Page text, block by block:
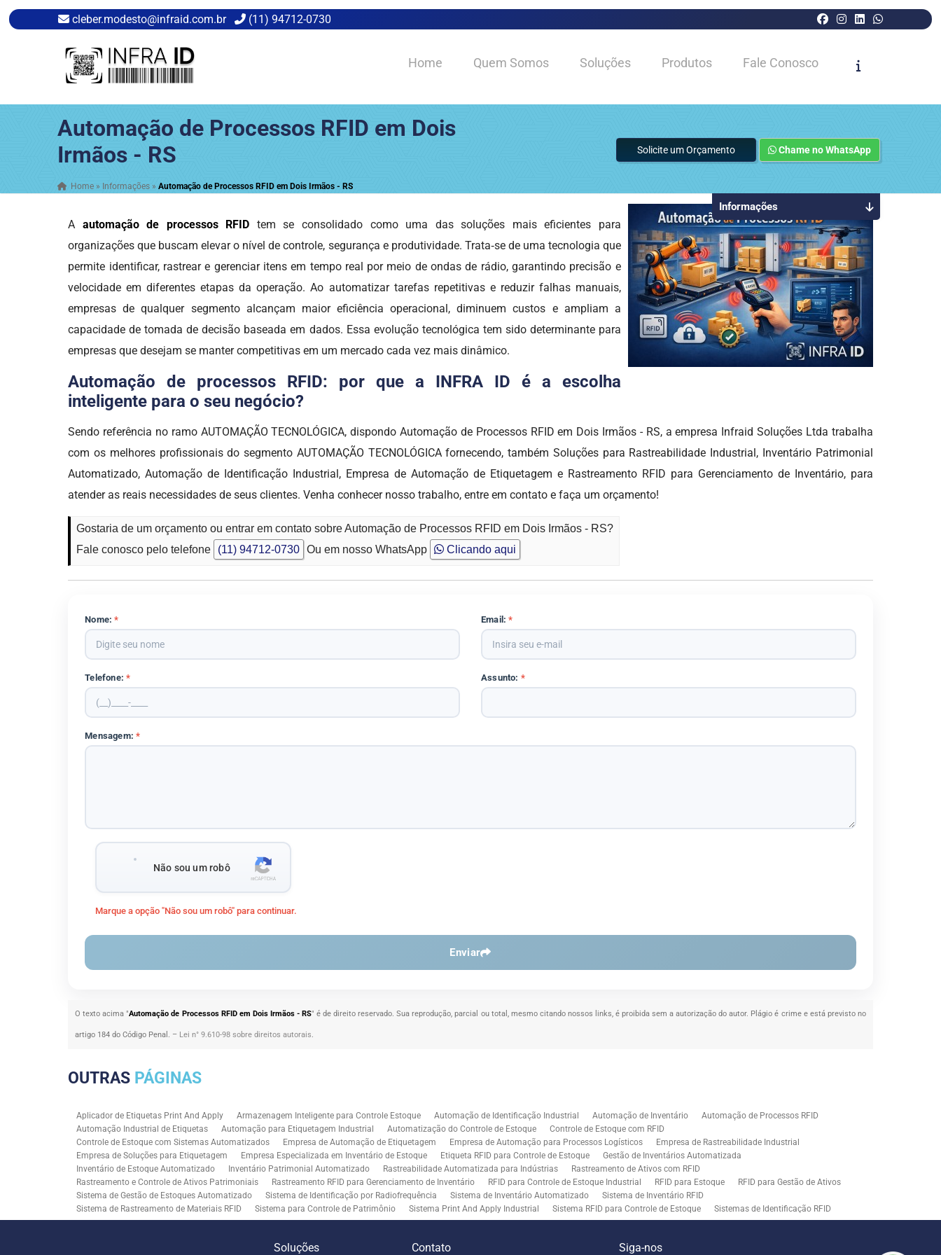
cleber.modesto@infraid.com.br (11) 94712-0730
Home Quem Somos Soluções Produtos Fale Conosco
Automação de Processos RFID em Dois
Irmãos - RS
Home » Informações »Automação de Processos RFID em Dois Irmãos - RS
Solicite um Orçamento Chame no WhatsApp
A automação de processos RFID tem se consolidado como uma das soluções mais eficientes para
organizações que buscam elevar o nível de controle, segurança e produtividade. Trata‑se de uma tecnologia que
permite identificar, rastrear e gerenciar itens em tempo real por meio de ondas de rádio, garantindo precisão e
velocidade em diferentes etapas da operação. Ao automatizar tarefas repetitivas e reduzir falhas manuais,
empresas de qualquer segmento alcançam maior eficiência operacional, diminuem custos e ampliam a
capacidade de tomada de decisão baseada em dados. Essa evolução tecnológica tem sido determinante para
empresas que desejam se manter competitivas em um mercado cada vez mais dinâmico.
Automação de processos RFID: por que a INFRA ID é a escolha
inteligente para o seu negócio?
Sendo referência no ramo AUTOMAÇÃO TECNOLÓGICA, dispondo Automação de Processos RFID em Dois Irmãos - RS, a empresa Infraid Soluções Ltda trabalha
com os melhores profissionais do segmento AUTOMAÇÃO TECNOLÓGICA fornecendo, também Soluções para Rastreabilidade Industrial, Inventário Patrimonial
Automatizado, Automação de Identificação Industrial, Empresa de Automação de Etiquetagem e Rastreamento RFID para Gerenciamento de Inventário, para
atender as reais necessidades de seus clientes. Venha conhecer nosso trabalho, entre em contato e faça um orçamento!
Gostaria de um orçamento ou entrar em contato sobre Automação de Processos RFID em Dois Irmãos - RS?
Fale conosco pelo telefone
(11) 94712-0730 Ou em nosso WhatsApp Clicando aqui
Nome:* Email:*
Telefone:* Assunto: *
Mensagem:*
Não sou um robô
Marque a opção "Não sou um robô" para continuar.
Enviar
O texto acima "Automação de Processos RFID em Dois Irmãos - RS" é de direito reservado. Sua reprodução, parcial ou total, mesmo citando nossos links, é proibida sem a autorização do autor. Plágio é crime e está previsto no
artigo 184 do Código Penal. – Lei n° 9.610-98 sobre direitos autorais.
Informações
OUTRAS PÁGINAS
Aplicador de Etiquetas Print And Apply Armazenagem Inteligente para Controle Estoque Automação de Identificação Industrial Automação de Inventário
Automação de Processos RFID
Automação Industrial de Etiquetas
Automação para Etiquetagem Industrial Automatização do Controle de Estoque
Controle de Estoque com RFID
Controle de Estoque com Sistemas Automatizados
Empresa de Automação de Etiquetagem Empresa de Automação para Processos Logísticos
Empresa de Rastreabilidade Industrial
Empresa de Soluções para Etiquetagem
Empresa Especializada em Inventário de Estoque Etiqueta RFID para Controle de Estoque
Gestão de Inventários Automatizada
Inventário de Estoque Automatizado
Inventário Patrimonial Automatizado Rastreabilidade Automatizada para Indústrias
Rastreamento de Ativos com RFID
Rastreamento e Controle de Ativos Patrimoniais
Rastreamento RFID para Gerenciamento de Inventário RFID para Controle de Estoque Industrial RFID para Estoque
RFID para Gestão de Ativos
Sistema de Gestão de Estoques Automatizado
Sistema de Identificação por Radiofrequência Sistema de Inventário Automatizado
Sistema de Inventário RFID
Sistema de Rastreamento de Materiais RFID
Sistema para Controle de Patrimônio Sistema Print And Apply Industrial Sistema RFID para Controle de Estoque
Sistemas de Identificação RFID
Solução RFID para Controle Patrimonial Industrial
Solução RFID para Indústria Soluções de Impressão e Aplicação de Etiquetas
Soluções em Rastreamento RFID
Tecnologia de Middleware para Integração Tecnologia de Middleware e Ferramentas para Integração Middleware para Integração de Sistemas
Soluções Contato Siga-nos